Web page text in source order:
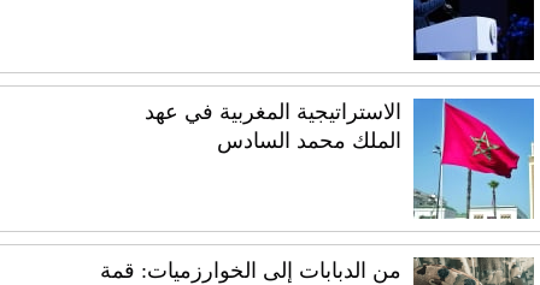
الاستراتيجية المغربية في عهد
الملك محمد السادس
من الدبابات إلى الخوارزميات: قمة